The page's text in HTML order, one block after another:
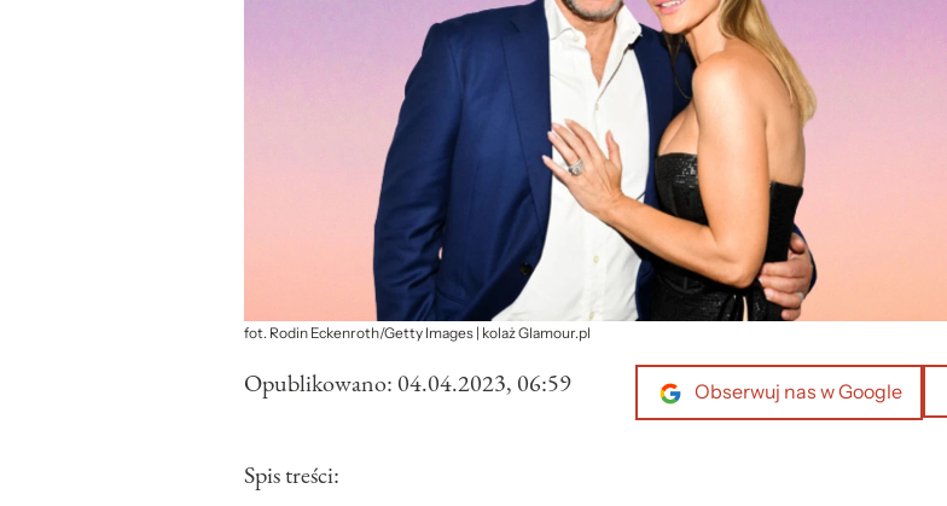
fot. Rodin Eckenroth/Getty Images | kolaż Glamour.pl
Opublikowano: 04.04.2023, 06:59 Obserwuj nas w Google
Spis treści: